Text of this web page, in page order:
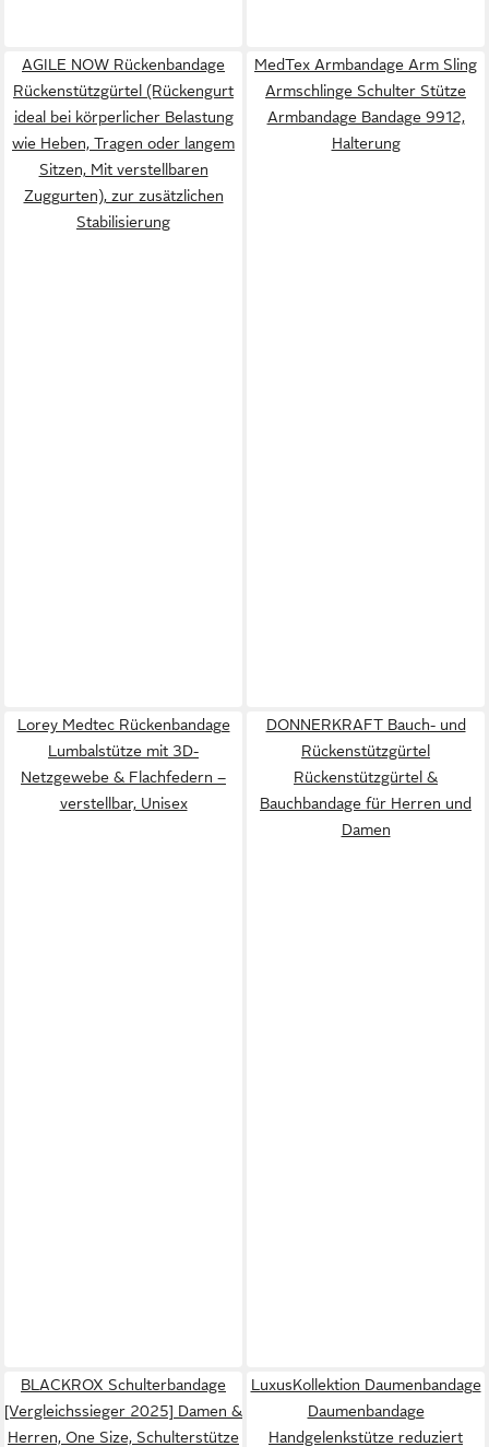
AGILE NOW Rückenbandage
Rückenstützgürtel (Rückengurt
ideal bei körperlicher Belastung
wie Heben, Tragen oder langem
Sitzen, Mit verstellbaren
Zuggurten), zur zusätzlichen
Stabilisierung
MedTex Armbandage Arm Sling
Armschlinge Schulter Stütze
Armbandage Bandage 9912,
Halterung
Lorey Medtec Rückenbandage
Lumbalstütze mit 3D-
Netzgewebe & Flachfedern –
verstellbar, Unisex
DONNERKRAFT Bauch- und
Rückenstützgürtel
Rückenstützgürtel &
Bauchbandage für Herren und
Damen
BLACKROX Schulterbandage
[Vergleichssieger 2025] Damen &
Herren, One Size, Schulterstütze
LuxusKollektion Daumenbandage
Daumenbandage
Handgelenkstütze reduziert